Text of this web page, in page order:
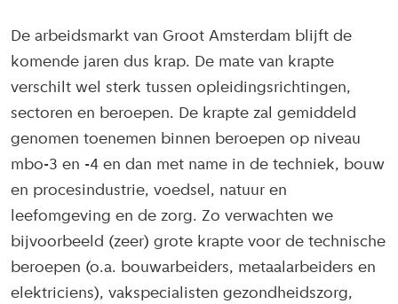
De arbeidsmarkt van Groot Amsterdam blijft de
komende jaren dus krap. De mate van krapte
verschilt wel sterk tussen opleidingsrichtingen,
sectoren en beroepen. De krapte zal gemiddeld
genomen toenemen binnen beroepen op niveau
mbo-3 en -4 en dan met name in de techniek, bouw
en procesindustrie, voedsel, natuur en
leefomgeving en de zorg. Zo verwachten we
bijvoorbeeld (zeer) grote krapte voor de technische
beroepen (o.a. bouwarbeiders, metaalarbeiders en
elektriciens), vakspecialisten gezondheidszorg,